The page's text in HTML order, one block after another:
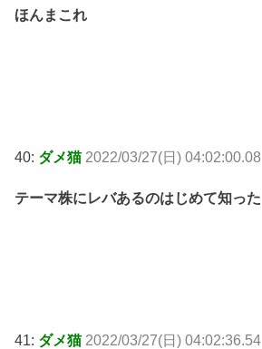
ほんまこれ
40: ダメ猫 2022/03/27(日) 04:02:00.08
テーマ株にレバあるのはじめて知った
41: ダメ猫 2022/03/27(日) 04:02:36.54